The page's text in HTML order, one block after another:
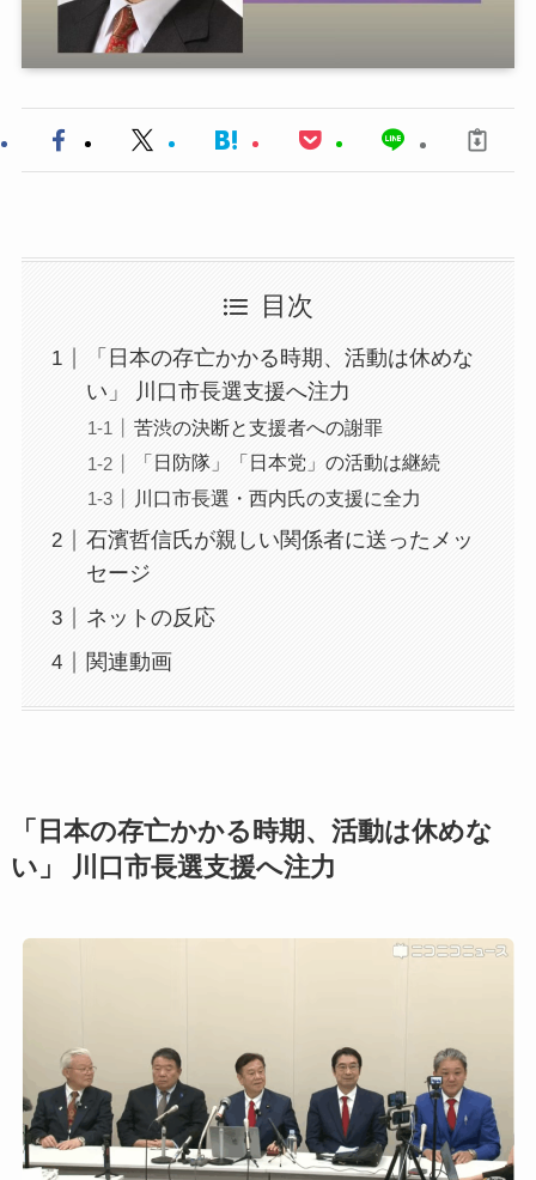
目次
「日本の存亡かかる時期、活動は休めな
い」 川口市長選支援へ注力
苦渋の決断と支援者への謝罪
「日防隊」「日本党」の活動は継続
川口市長選・西内氏の支援に全力
石濱哲信氏が親しい関係者に送ったメッ
セージ
ネットの反応
関連動画
「日本の存亡かかる時期、活動は休めな
い」 川口市長選支援へ注力